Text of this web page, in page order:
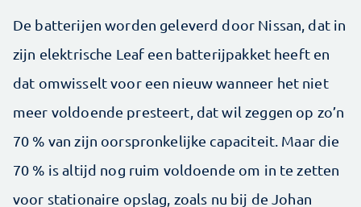
De batterijen worden geleverd door Nissan, dat in
zijn elektrische Leaf een batterijpakket heeft en
dat omwisselt voor een nieuw wanneer het niet
meer voldoende presteert, dat wil zeggen op zo’n
70 % van zijn oorspronkelijke capaciteit. Maar die
70 % is altijd nog ruim voldoende om in te zetten
voor stationaire opslag, zoals nu bij de Johan